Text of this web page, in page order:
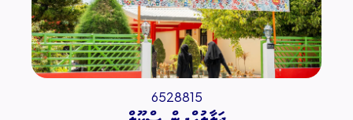
6528815